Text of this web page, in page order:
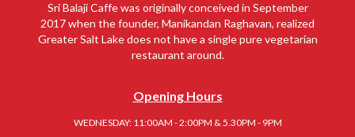
Sri Balaji Caffe was originally conceived in September
2017 when the founder, Manikandan Raghavan, realized
Greater Salt Lake does not have a single pure vegetarian
restaurant around.
Opening Hours
WEDNESDAY: 11:00AM - 2:00PM & 5.30PM - 9PM